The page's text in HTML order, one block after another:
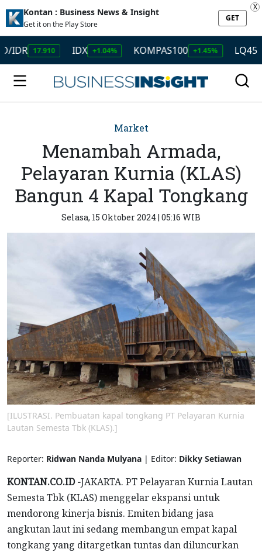
Kontan : Business News & Insight
Get it on the Play Store
GET
X
17.910 IDX +1.04% KOMPAS100 +1.45% LQ45
Market
Menambah Armada,
Pelayaran Kurnia (KLAS)
Bangun 4 Kapal Tongkang
Selasa, 15 Oktober 2024 | 05:16 WIB
[ILUSTRASI. Pembuatan kapal tongkang PT Pelayaran Kurnia
Lautan Semesta Tbk (KLAS).]
Reporter: Ridwan Nanda Mulyana | Editor: Dikky Setiawan
KONTAN.CO.ID -JAKARTA. PT Pelayaran Kurnia Lautan
Semesta Tbk (KLAS) menggelar ekspansi untuk
mendorong kinerja bisnis. Emiten bidang jasa
angkutan laut ini sedang membangun empat kapal
tongkang yang ditargetkan tuntas dan diluncurkan